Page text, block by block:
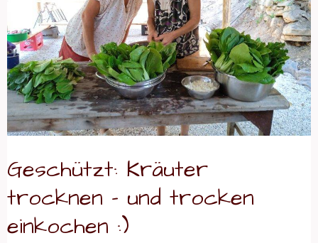
Geschützt: Kräuter
trocknen – und trocken
einkochen :)
trocken
einkochen
:)